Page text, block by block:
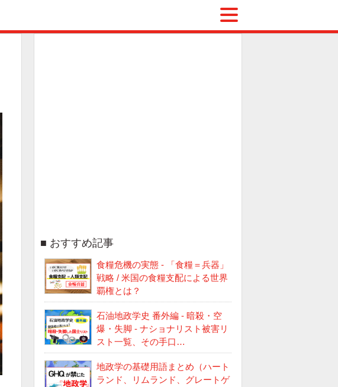
おすすめ記事
食糧危機の実態 - 「食糧＝兵器」
戦略 / 米国の食糧支配による世界
覇権とは？
石油地政学史 番外編 - 暗殺・空
爆・失脚 - ナショナリスト被害リ
スト一覧、その手口…
地政学の基礎用語まとめ（ハート
ランド、リムランド、グレートゲ